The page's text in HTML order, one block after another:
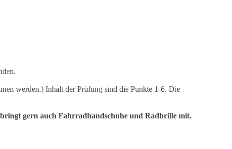
werden.) Inhalt der Prüfung sind die Punkte 1-6. Die
gern auch Fahrradhandschuhe und Radbrille mit.